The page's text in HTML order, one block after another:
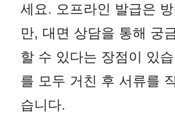
세요. 오프라인 발급은
만, 대면 상담을 통해 궁
할 수 있다는 장점이 있
를 모두 거친 후 서류를
습니다.